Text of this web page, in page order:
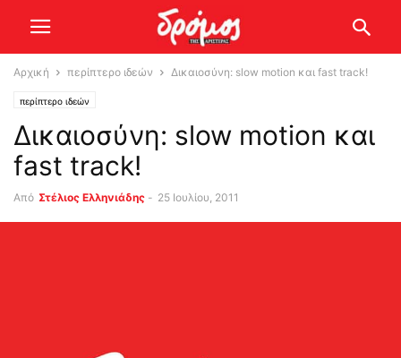
Αρχική περίπτερο ιδεών Δικαιοσύνη: slow motion και fast track!
περίπτερο ιδεών
Δικαιοσύνη: slow motion και
fast track!
Από Στέλιος Ελληνιάδης - 25 Ιουλίου, 2011